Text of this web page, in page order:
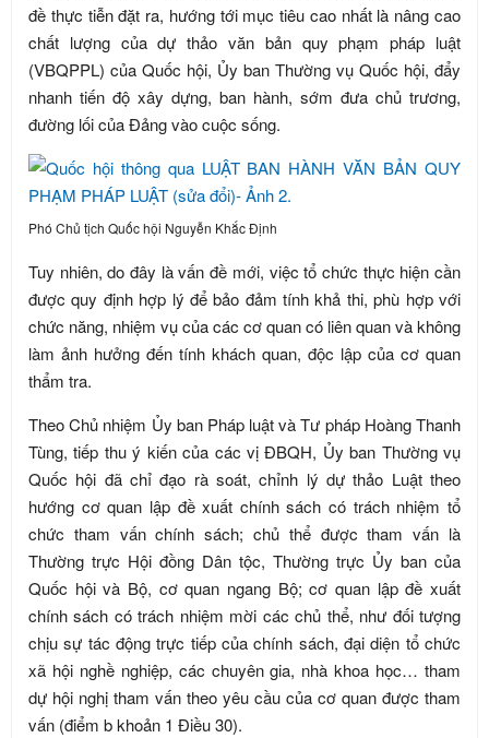
đề thực tiễn đặt ra, hướng tới mục tiêu cao nhất là nâng cao
chất lượng của dự thảo văn bản quy phạm pháp luật
(VBQPPL) của Quốc hội, Ủy ban Thường vụ Quốc hội, đẩy
nhanh tiến độ xây dựng, ban hành, sớm đưa chủ trương,
đường lối của Đảng vào cuộc sống.
Phó Chủ tịch Quốc hội Nguyễn Khắc Định
Tuy nhiên, do đây là vấn đề mới, việc tổ chức thực hiện cần
được quy định hợp lý để bảo đảm tính khả thi, phù hợp với
chức năng, nhiệm vụ của các cơ quan có liên quan và không
làm ảnh hưởng đến tính khách quan, độc lập của cơ quan
thẩm tra.
Theo Chủ nhiệm Ủy ban Pháp luật và Tư pháp Hoàng Thanh
Tùng, tiếp thu ý kiến của các vị ĐBQH, Ủy ban Thường vụ
Quốc hội đã chỉ đạo rà soát, chỉnh lý dự thảo Luật theo
hướng cơ quan lập đề xuất chính sách có trách nhiệm tổ
chức tham vấn chính sách; chủ thể được tham vấn là
Thường trực Hội đồng Dân tộc, Thường trực Ủy ban của
Quốc hội và Bộ, cơ quan ngang Bộ; cơ quan lập đề xuất
chính sách có trách nhiệm mời các chủ thể, như đối tượng
chịu sự tác động trực tiếp của chính sách, đại diện tổ chức
xã hội nghề nghiệp, các chuyên gia, nhà khoa học… tham
dự hội nghị tham vấn theo yêu cầu của cơ quan được tham
vấn (điểm b khoản 1 Điều 30).